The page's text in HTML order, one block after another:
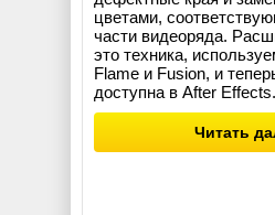
цветами,
части видеоряда.
это техника,
Flame и Fusion, и
доступна в After Effects.
Читать